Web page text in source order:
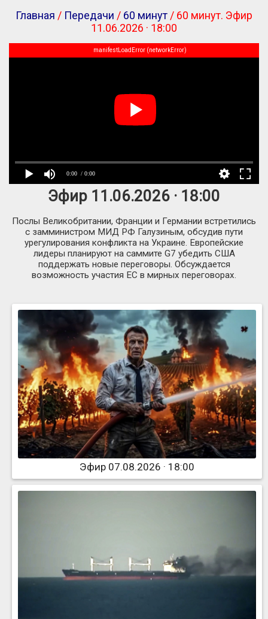
Главная / Передачи / 60 минут / 60 минут. Эфир
11.06.2026 · 18:00
0:00 / 0:00
manifestLoadError (networkError)
Эфир 11.06.2026 · 18:00
Послы Великобритании, Франции и Германии встретились
с замминистром МИД РФ Галузиным, обсудив пути
урегулирования конфликта на Украине. Европейские
лидеры планируют на саммите G7 убедить США
поддержать новые переговоры. Обсуждается
возможность участия ЕС в мирных переговорах.
Эфир 07.08.2026 · 18:00